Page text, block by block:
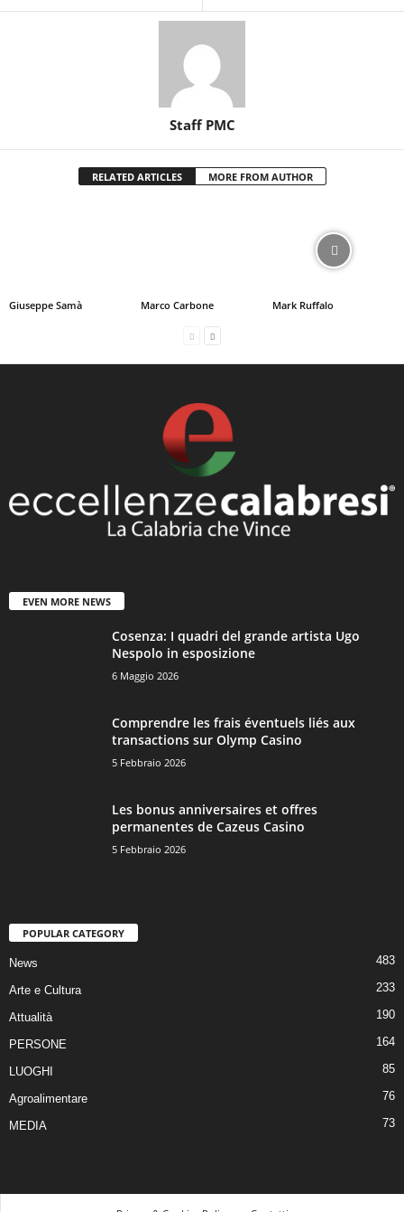
Staff PMC
RELATED ARTICLES MORE FROM AUTHOR
Giuseppe Samà Marco Carbone Mark Ruffalo
EVEN MORE NEWS
Cosenza: I quadri del grande artista Ugo
Nespolo in esposizione
6 Maggio 2026
Comprendre les frais éventuels liés aux
transactions sur Olymp Casino
5 Febbraio 2026
Les bonus anniversaires et offres
permanentes de Cazeus Casino
5 Febbraio 2026
POPULAR CATEGORY
News 483
Arte e Cultura 233
Attualità 190
PERSONE 164
LUOGHI 85
Agroalimentare 76
MEDIA 73